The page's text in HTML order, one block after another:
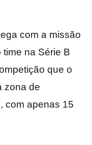
com a missão
na Série B
que o
zona de
com apenas 15